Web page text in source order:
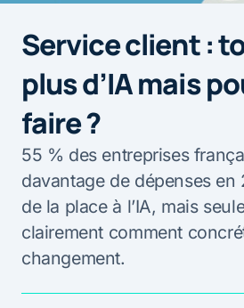
Service client :
plus d’IA mais
faire ?
55 % des entreprises
davantage de dépenses
de la place à l’IA, mais
clairement comment
changement.